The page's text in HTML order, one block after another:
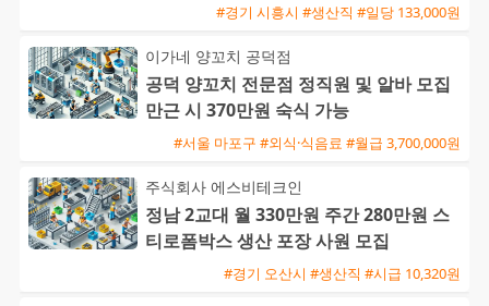
#경기 시흥시 #생산직 #일당 133,000원
이가네 양꼬치 공덕점
공덕 양꼬치 전문점 정직원 및 알바 모집
만근 시 370만원 숙식 가능
#서울 마포구 #외식·식음료 #월급 3,700,000원
주식회사 에스비테크인
정남 2교대 월 330만원 주간 280만원 스
티로폼박스 생산 포장 사원 모집
#경기 오산시 #생산직 #시급 10,320원